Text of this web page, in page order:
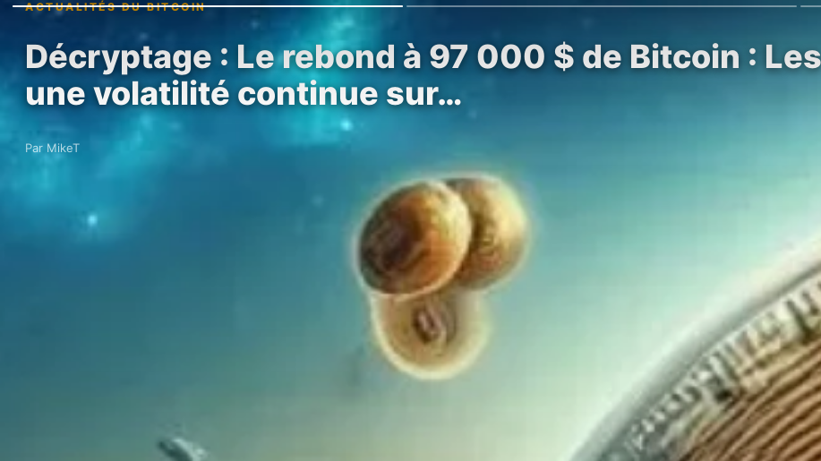
ACTUALITÉS DU BITCOIN
Décryptage : Le rebond à 97 000 $ de Bitcoin :
une volatilité continue sur…
Par MikeT